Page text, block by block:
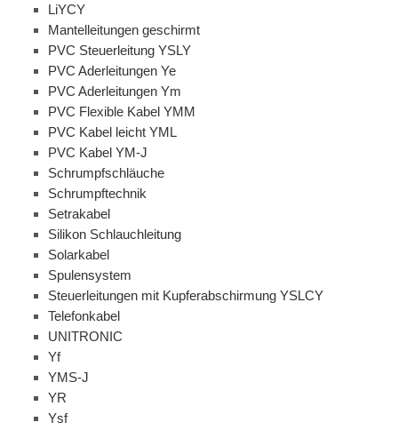
LiYCY
Mantelleitungen geschirmt
PVC Steuerleitung YSLY
PVC Aderleitungen Ye
PVC Aderleitungen Ym
PVC Flexible Kabel YMM
PVC Kabel leicht YML
PVC Kabel YM-J
Schrumpfschläuche
Schrumpftechnik
Setrakabel
Silikon Schlauchleitung
Solarkabel
Spulensystem
Steuerleitungen mit Kupferabschirmung YSLCY
Telefonkabel
UNITRONIC
Yf
YMS-J
YR
Ysf